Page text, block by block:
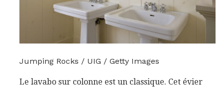
Jumping Rocks / UIG / Getty Images
Le lavabo sur colonne est un classique. Cet évier